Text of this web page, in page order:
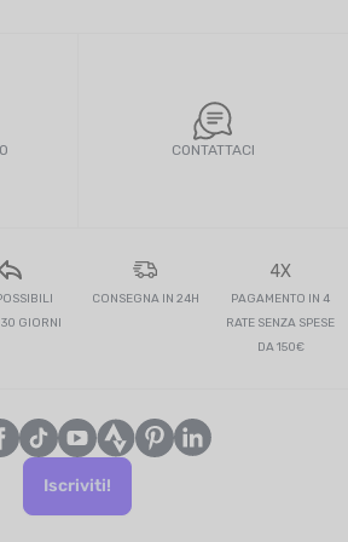
CONTATTACI
30 GIORNI
CONSEGNA IN 24H
4X
PAGAMENTO IN 4
RATE SENZA SPESE
DA 150€
Iscriviti!